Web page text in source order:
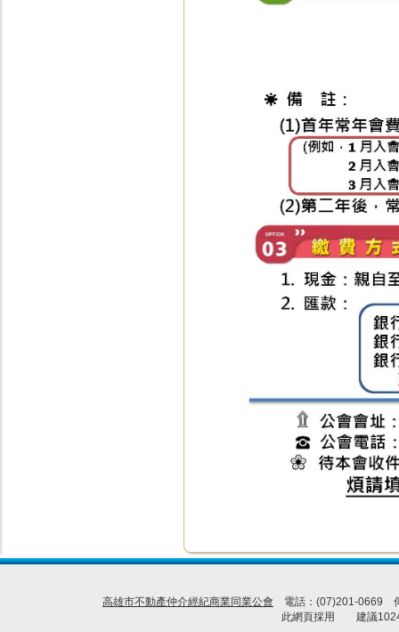
高雄市不動產仲介經紀商業同業公會 電話：(07)201-0669
此網頁採用 建議